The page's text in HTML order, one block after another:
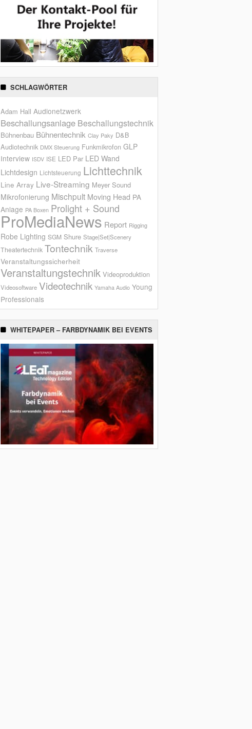
SCHLAGWÖRTER
Adam Hall Audionetzwerk
Beschallungsanlage Beschallungstechnik
Bühnenbau Bühnentechnik Clay Paky D&B
Audiotechnik DMX Steuerung Funkmikrofon GLP
Interview ISDV ISE LED Par LED Wand
Lichtdesign Lichtsteuerung Lichttechnik
Line Array Live-Streaming Meyer Sound
Mikrofonierung Mischpult Moving Head PA
Anlage PA Boxen Prolight + Sound
ProMediaNews Report Rigging
Robe Lighting SGM Shure Stage|Set|Scenery
Theatertechnik Tontechnik Traverse
Veranstaltungssicherheit
Veranstaltungstechnik Videoproduktion
Videosoftware Videotechnik Yamaha Audio Young
Professionals
WHITEPAPER – FARBDYNAMIK BEI EVENTS